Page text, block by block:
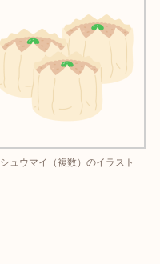
シュウマイ（複数）のイラスト